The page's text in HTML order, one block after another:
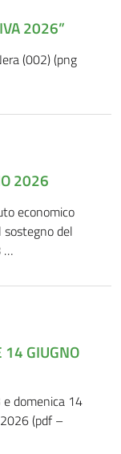
2026”
(002) (png
2026
economico
sostegno del
…
14 GIUGNO
domenica 14
(pdf –